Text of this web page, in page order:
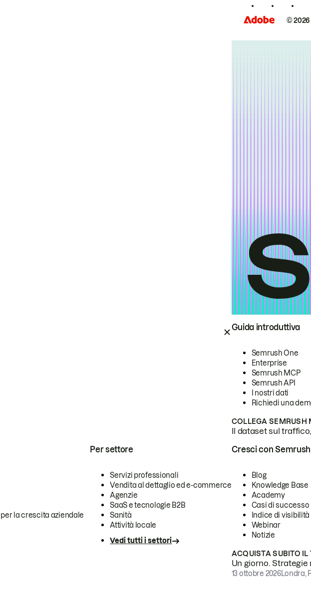
Guida introduttiva
Semrush One
Enterprise
Semrush MCP
Semrush API
I nostri dati
Richiedi una
COLLEGA SEMRUSH
Il dataset sul
la crescita aziendale
Per settore
Servizi professionali
Vendita al dettaglio ed e-commerce
Agenzie
SaaS e tecnologie B2B
Sanità
Attività locale
Vedi tutti i settori
Cresci con Semrush
Blog
Knowledge Base
Academy
Casi di successo
Indice di visibilità
Webinar
Notizie
ACQUISTA SUBITO IL
Un giorno.
13 ottobre 2026Londra,
©